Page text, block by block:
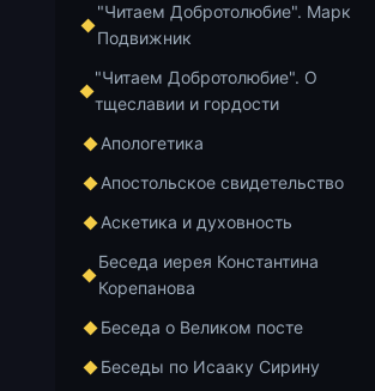
"Читаем Добротолюбие". Марк
Подвижник
"Читаем Добротолюбие". О
тщеславии и гордости
Апологетика
Апостольское свидетельство
Аскетика и духовность
Беседа иерея Константина
Корепанова
Беседа о Великом посте
Беседы по Исааку Сирину
Беседа иерея Константина
во
должны
(23.12.19)